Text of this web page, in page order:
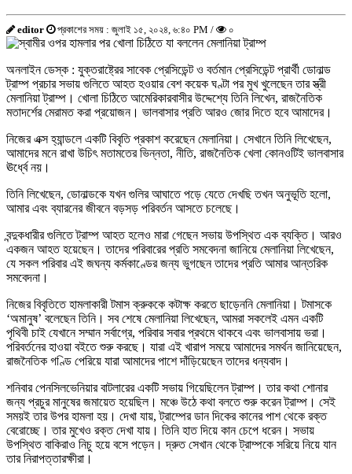
editor প্রকাশের সময় : জুলাই ১৫, ২০২৪, ৬:৪০ PM / ০
অনলাইন ডেস্ক : যুক্তরাষ্ট্রের সাবেক প্রেসিডেন্ট ও বর্তমান প্রেসিডেন্ট প্রার্থী ডোনাল্ড
ট্রাম্প প্রচার সভায় গুলিতে আহত হওয়ার বেশ কয়েক ঘণ্টা পর মুখ খুলেছেন তার স্ত্রী
মেলানিয়া ট্রাম্প। খোলা চিঠিতে আমেরিকারবাসীর উদ্দেশ্যে তিনি লিখেন, রাজনৈতিক
মতাদর্শের মেরামত করা প্রয়োজন। ভালবাসার প্রতি আরও জোর দিতে হবে আমাদের।
নিজের এক্স হ্যান্ডলে একটি বিবৃতি প্রকাশ করেছেন মেলানিয়া। সেখানে তিনি লিখেছেন,
আমাদের মনে রাখা উচিৎ মতামতের ভিন্নতা, নীতি, রাজনৈতিক খেলা কোনওটিই ভালবাসার
ঊর্ধ্বে নয়।
তিনি লিখেছেন, ডোনাল্ডকে যখন গুলির আঘাতে পড়ে যেতে দেখছি তখন অনুভূতি হলো,
আমার এবং ব্যারনের জীবনে বড়সড় পরিবর্তন আসতে চলেছে।
বন্দুকধারীর গুলিতে ট্রাম্প আহত হলেও মারা গেছেন সভায় উপস্থিত এক ব্যক্তি। আরও
একজন আহত হয়েছেন। তাদের পরিবারের প্রতি সমবেদনা জানিয়ে মেলানিয়া লিখেছেন,
যে সকল পরিবার এই জঘন্য কর্মকাণ্ডের জন্য ভুগছেন তাদের প্রতি আমার আন্তরিক
সমবেদনা।
নিজের বিবৃতিতে হামলাকারী টমাস ক্রুককে কটাক্ষ করতে ছাড়েননি মেলানিয়া। টমাসকে
‘অমানুষ’ বলেছেন তিনি। সব শেষে মেলানিয়া লিখেছেন, আমরা সকলেই এমন একটি
পৃথিবী চাই যেখানে সম্মান সর্বাগ্রে, পরিবার সবার প্রথমে থাকবে এবং ভালবাসায় ভরা।
পরিবর্তনের হাওয়া বইতে শুরু করছে। যারা এই খারাপ সময়ে আমাদের সমর্থন জানিয়েছেন,
রাজনৈতিক গণ্ডি পেরিয়ে যারা আমাদের পাশে দাঁড়িয়েছেন তাদের ধন্যবাদ।
শনিবার পেনসিলভেনিয়ার বাটলারের একটি সভায় গিয়েছিলেন ট্রাম্প। তার কথা শোনার
জন্য প্রচুর মানুষের জমায়েত হয়েছিল। মঞ্চে উঠে কথা বলতে শুরু করেন ট্রাম্প। সেই
সময়ই তার উপর হামলা হয়। দেখা যায়, ট্রাম্পের ডান দিকের কানের পাশ থেকে রক্ত
বেরোচ্ছে। তার মুখেও রক্ত দেখা যায়। তিনি হাত দিয়ে কান চেপে ধরেন। সভায়
উপস্থিত বাকিরাও নিচু হয়ে বসে পড়েন। দ্রুত সেখান থেকে ট্রাম্পকে সরিয়ে নিয়ে যান
তার নিরাপত্তারক্ষীরা।